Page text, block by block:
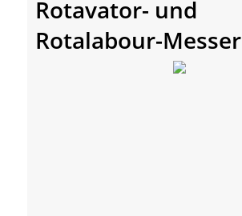
Rotavator- und
Rotalabour-Messer